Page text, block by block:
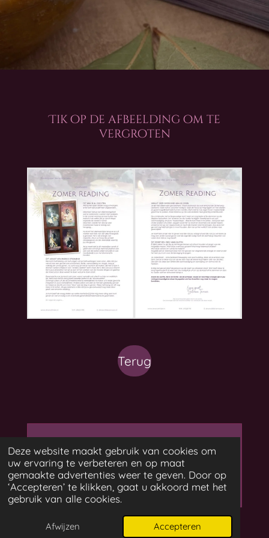
Deze website maakt gebruik van cookies om
uw ervaring te verbeteren en op maat
gemaakte advertenties weer te geven. Door op
‘Accepteren’ te klikken, gaat u akkoord met het
gebruik van alle cookies.
Afwijzen Accepteren
Tik op de afbeelding om te
vergroten
Terug
Maak jouw eigen website
met
Webador